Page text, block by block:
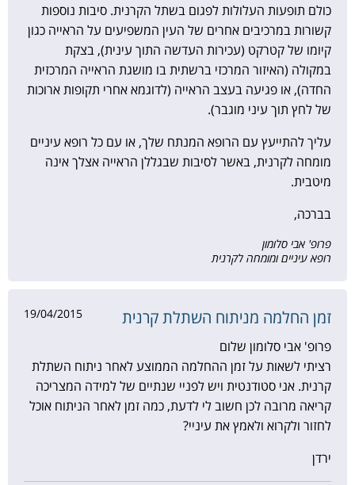
כולם תופעות העלולות לפגום בשתל הקרנית. סיבות נוספות
קשורות במרכיבים אחרים של העין המשפיעים על הראייה כגון
קיומו של קטרקט (עכירות העדשה התוך עינית), בצקת
במקולה (האיזור המרכזי ברשתית בו מושגת הראייה המרכזית
החדה), או פגיעה בעצב הראייה (לדוגמא אחרי תקופות ארוכות
של לחץ תוך עיני מוגבר).
עליך להתייעץ עם הרופא המנתח שלך, או עם כל רופא עיניים
מומחה לקרנית, באשר לסיבות שבגללן הראייה אצלך אינה
מיטבית.
בברכה,
פרופ' אבי סלומון
רופא עיניים ומומחה לקרנית
זמן החלמה מניתוח השתלת קרנית 19/04/2015
פרופ' אבי סלומון שלום
רציתי לשאות על זמן ההחלמה הממוצע לאחר ניתוח השתלת
קרנית. אני סטודנטית ויש לפניי שנתיים של למידה המצריכה
קריאה מרובה לכן חשוב לי לדעת, כמה זמן לאחר הניתוח אוכל
לחזור ולקרוא ולאמץ את עיניי?
ירדן